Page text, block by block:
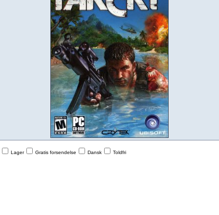
Lager Gratis forsendelse Dansk Toldfri